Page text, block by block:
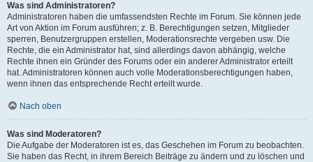
Was sind Administratoren?
Administratoren haben die umfassendsten Rechte im Forum. Sie können jede
Art von Aktion im Forum ausführen; z. B. Berechtigungen setzen, Mitglieder
sperren, Benutzergruppen erstellen, Moderationsrechte vergeben usw. Die
Rechte, die ein Administrator hat, sind allerdings davon abhängig, welche
Rechte ihnen ein Gründer des Forums oder ein anderer Administrator erteilt
hat. Administratoren können auch volle Moderationsberechtigungen haben,
wenn ihnen das entsprechende Recht erteilt wurde.
Nach oben
Was sind Moderatoren?
Die Aufgabe der Moderatoren ist es, das Geschehen im Forum zu beobachten.
Sie haben das Recht, in ihrem Bereich Beiträge zu ändern und zu löschen und